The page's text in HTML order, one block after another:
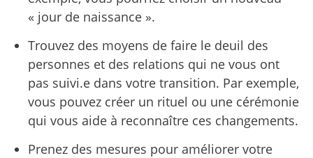
« jour de naissance ».
Trouvez des moyens de faire le deuil des
personnes et des relations qui ne vous ont
pas suivi.e dans votre transition. Par exemple,
vous pouvez créer un rituel ou une cérémonie
qui vous aide à reconnaître ces changements.
Prenez des mesures pour améliorer votre